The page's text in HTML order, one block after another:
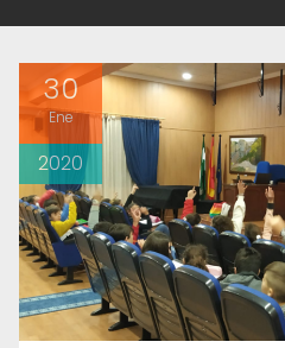
30
Ene
2020